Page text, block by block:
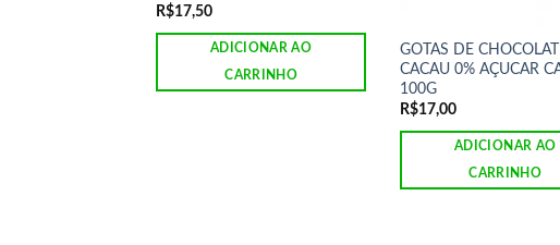
R$17,50
ADICIONAR AO
CARRINHO
GOTAS DE
CACAU 0% AÇUCAR
100G
R$17,00
ADICIONAR AO
CARRINHO